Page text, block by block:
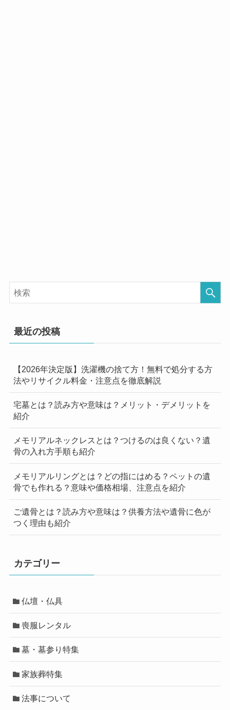
最近の投稿
【2026年決定版】洗濯機の捨て方！無料で処分する方
法やリサイクル料金・注意点を徹底解説
宅墓とは？読み方や意味は？メリット・デメリットを
紹介
メモリアルネックレスとは？つけるのは良くない？遺
骨の入れ方手順も紹介
メモリアルリングとは？どの指にはめる？ペットの遺
骨でも作れる？意味や価格相場、注意点を紹介
ご遺骨とは？読み方や意味は？供養方法や遺骨に色が
つく理由も紹介
カテゴリー
仏壇・仏具
喪服レンタル
墓・墓参り特集
家族葬特集
法事について